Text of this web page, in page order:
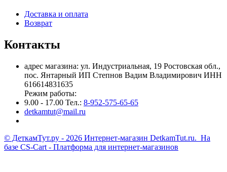
Доставка и оплата
Возврат
Контакты
адрес магазина: ул. Индустриальная, 19 Ростовская обл.,
пос. Янтарный ИП Степнов Вадим Владимирович ИНН
616614831635
Режим работы:
9.00 - 17.00 Тел.: 8-952-575-65-65
detkamtut@mail.ru
© ДеткамТут.ру - 2026 Интернет-магазин DetkamTut.ru. На
базе CS-Cart - Платформа для интернет-магазинов